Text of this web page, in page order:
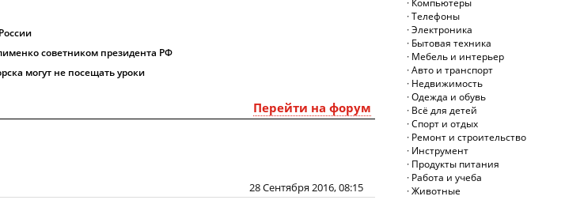
советником президента РФ
могут не посещать уроки
Перейти на форум
28 Сентября 2016, 08:15
Компьютеры
Телефоны
Электроника
Бытовая техника
Мебель и интерьер
Авто и транспорт
Недвижимость
Одежда и обувь
Всё для детей
Спорт и отдых
Ремонт и строительство
Инструмент
Продукты питания
Работа и учеба
Животные